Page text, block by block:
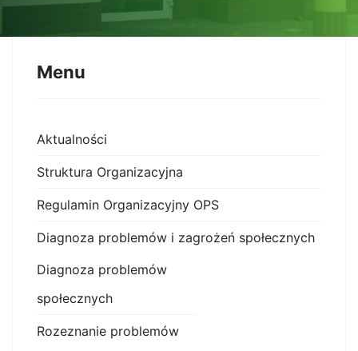
Menu
Aktualności
Struktura Organizacyjna
Regulamin Organizacyjny OPS
Diagnoza problemów i zagrożeń społecznych
Diagnoza problemów
społecznych
Rozeznanie problemów